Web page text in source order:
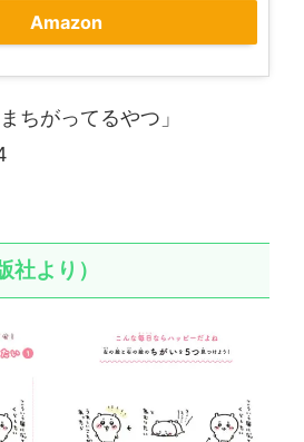
Amazon
ちがってるやつ」
社より）